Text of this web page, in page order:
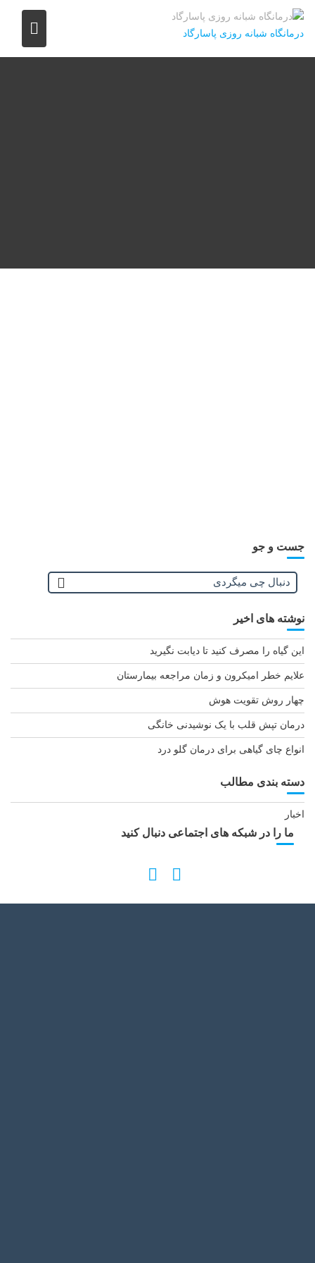
درمانگاه شبانه روزی پاسارگاد
جست و جو
نوشته های اخیر
این گیاه را مصرف کنید تا دیابت نگیرید
علایم خطر امیکرون و زمان مراجعه بیمارستان
چهار روش تقویت هوش
درمان تپش قلب با یک نوشیدنی خانگی
انواع چای گیاهی برای درمان گلو درد
دسته بندی مطالب
اخبار
ما را در شبکه های اجتماعی دنبال کنید